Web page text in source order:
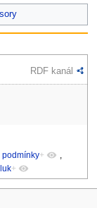
RDF kanál
+
,
+